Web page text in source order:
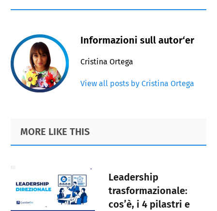
Informazioni sull autor‘er
Cristina Ortega
View all posts by Cristina Ortega
Primary
Sidebar
Footer
MORE LIKE THIS
Leadership
trasformazionale:
cos’è, i 4 pilastri e